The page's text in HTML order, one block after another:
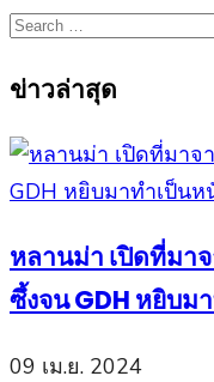
Search
ข่าวล่าสุด
หลานม่า เปิดที่มา
ซึ้งจน GDH หยิบม
09 เม.ย. 2024